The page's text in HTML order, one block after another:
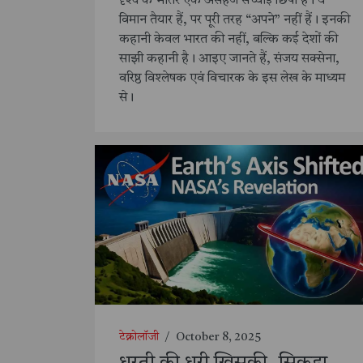
विमान तैयार हैं, पर पूरी तरह “अपने” नहीं हैं। इनकी
कहानी केवल भारत की नहीं, बल्कि कई देशों की
साझी कहानी है। आइए जानते हैं, संजय सक्सेना,
वरिष्ठ विश्लेषक एवं विचारक के इस लेख के माध्यम
से।
टेक्नोलॉजी / October 8, 2025